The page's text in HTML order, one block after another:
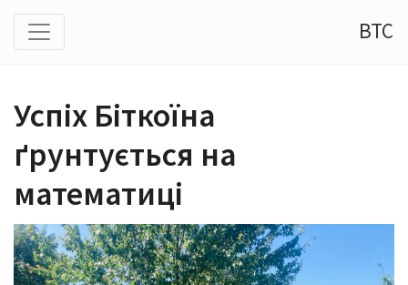
BTC
Успіх Біткоїна
ґрунтується на
математиці